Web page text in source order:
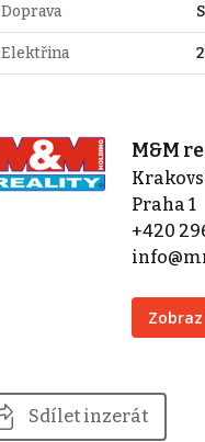
Doprava
Elektřina
M&M
Praha 1
+420
Sdílet inzerát